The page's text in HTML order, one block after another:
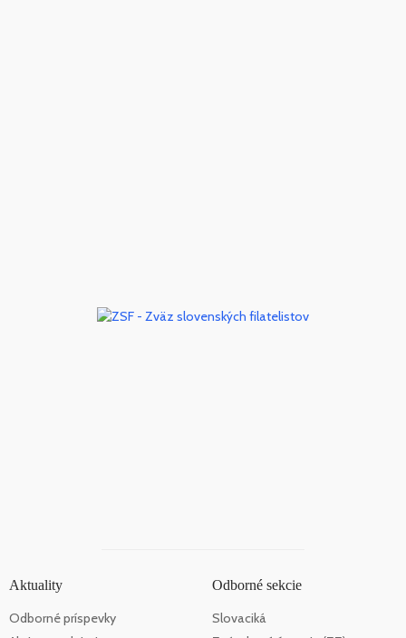
Aktuality
Odborné príspevky
Odborné sekcie
Slovaciká